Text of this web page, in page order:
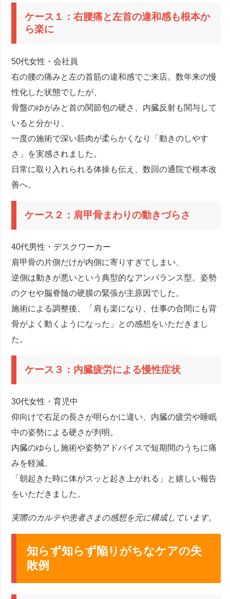
ケース１：右腰痛と左首の違和感も根本か
ら楽に
50代女性・会社員
右の腰の痛みと左の首筋の違和感でご来店。数年来の慢
性化した状態でしたが、
骨盤のゆがみと首の関節包の硬さ、内臓反射も関与して
いると分かり、
一度の施術で深い筋肉が柔らかくなり「動きのしやす
さ」を実感されました。
日常に取り入れられる体操も伝え、数回の通院で根本改
善へ。
ケース２：肩甲骨まわりの動きづらさ
40代男性・デスクワーカー
肩甲骨の片側だけが内側に寄りすぎてしまい、
逆側は動きが悪いという典型的なアンバランス型。姿勢
のクセや脳脊髄の硬膜の緊張が主原因でした。
施術による調整後、「肩も楽になり、仕事の合間にも背
骨がよく動くようになった」との感想をいただきまし
た。
ケース３：内臓疲労による慢性症状
30代女性・育児中
仰向けで右足の長さが明らかに違い、内臓の疲労や睡眠
中の姿勢による硬さが判明。
内臓のゆらし施術や姿勢アドバイスで短期間のうちに痛
みを軽減、
「朝起きた時に体がスッと起き上がれる」と嬉しい報告
をいただきました。
実際のカルテや患者さまの感想を元に構成しています。
知らず知らず陥りがちなケアの失
敗例